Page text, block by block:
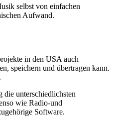
selbst von einfachen
Aufwand.
in den USA auch
speichern und übertragen kann.
die unterschiedlichsten
wie Radio-und
Software.